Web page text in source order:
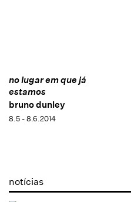
no lugar em que já
estamos
bruno dunley
8.5 - 8.6.2014
notícias